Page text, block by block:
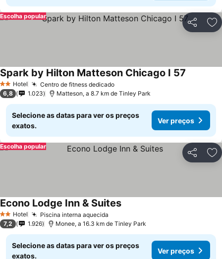
Partilhar
Escolha popular
2 Estrelas
Hotel Centro de fitness dedicado
Spark by Hilton Matteson Chicago I 57
6,8 1.023 Matteson, a 8.7 km de Tinley Park
Selecione as datas para ver os preços
exatos.
Ver preços
Partilhar
Escolha popular
2 Estrelas
Hotel Piscina interna aquecida
Econo Lodge Inn & Suites
7,2 1.926 Monee, a 16.3 km de Tinley Park
Selecione as datas para ver os preços
exatos.
Ver preços